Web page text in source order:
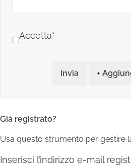
Accetta*
Invia +
Già registrato?
Usa questo strumento per gestire
Inserisci l’indirizzo e-mail